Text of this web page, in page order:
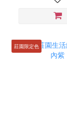
莊園限定色